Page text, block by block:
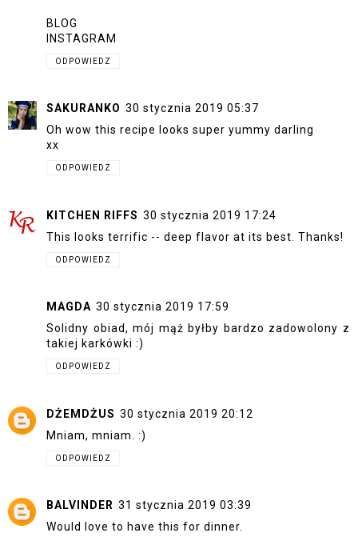
BLOG
INSTAGRAM
ODPOWIEDZ
SAKURANKO 30 stycznia 2019 05:37
Oh wow this recipe looks super yummy darling
xx
ODPOWIEDZ
KITCHEN RIFFS 30 stycznia 2019 17:24
This looks terrific -- deep flavor at its best. Thanks!
ODPOWIEDZ
MAGDA 30 stycznia 2019 17:59
Solidny obiad, mój mąż byłby bardzo zadowolony z
takiej karkówki :)
ODPOWIEDZ
DŻEMDŻUS 30 stycznia 2019 20:12
Mniam, mniam. :)
ODPOWIEDZ
BALVINDER 31 stycznia 2019 03:39
Would love to have this for dinner.